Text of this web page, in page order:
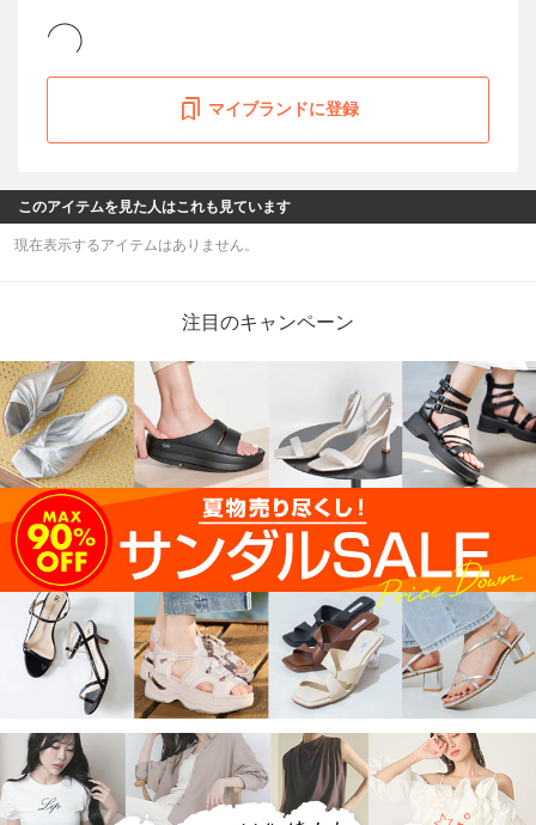
マイブランドに登録
このアイテムを見た人はこれも見ています
現在表示するアイテムはありません。
注目のキャンペーン